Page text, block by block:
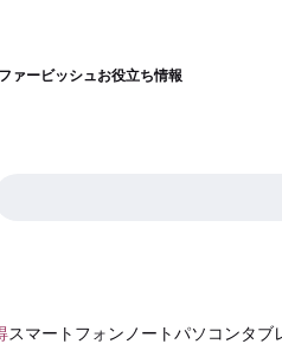
ァービッシュお役立ち情報
スマートフォン ノートパソコンタブ